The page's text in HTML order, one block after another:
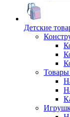
Детские
Товары